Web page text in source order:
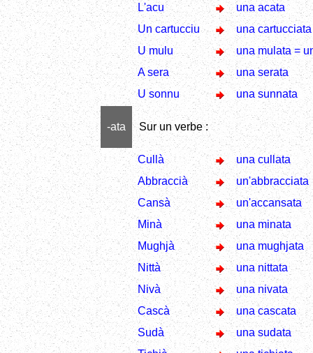
L'acu
una acata
Un cartucciu
una cartucciata
U mulu
una mulata =
A sera
una serata
U sonnu
una sunnata
-ata Sur un verbe :
Cullà
una cullata
Abbraccià
un'abbracciata
Cansà
un'accansata
Minà
una minata
Mughjà
una mughjata
Nittà
una nittata
Nivà
una nivata
Cascà
una cascata
Sudà
una sudata